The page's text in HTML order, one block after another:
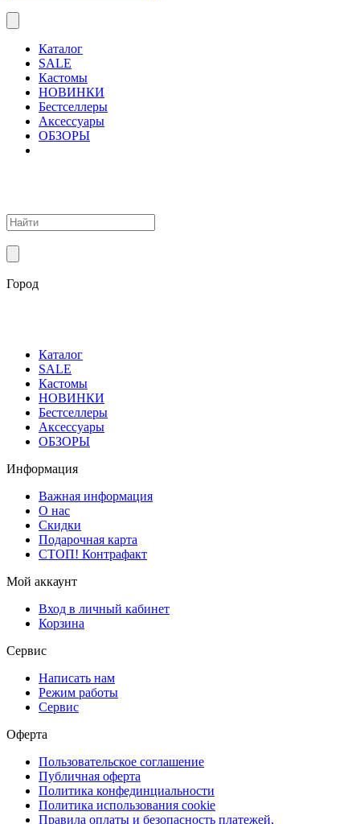
Каталог
SALE
Кастомы
НОВИНКИ
Бестселлеры
Аксессуары
ОБЗОРЫ
Город
Каталог
SALE
Кастомы
НОВИНКИ
Бестселлеры
Аксессуары
ОБЗОРЫ
Информация
Важная информация
О нас
Скидки
Подарочная карта
СТОП! Контрафакт
Мой аккаунт
Вход в личный кабинет
Корзина
Сервис
Написать нам
Режим работы
Сервис
Оферта
Пользовательское соглашение
Публичная оферта
Политика конфединциальности
Политика использования cookie
Правила оплаты и безопасность платежей,